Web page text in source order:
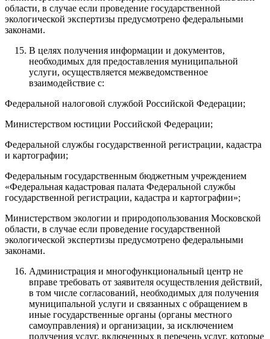
области, в случае если проведение государственной
экологической экспертизы предусмотрено федеральными
законами.
В целях получения информации и документов,
необходимых для предоставления муниципальной
услуги, осуществляется межведомственное
взаимодействие с:
Федеральной налоговой службой Российской Федерации;
Министерством юстиции Российской Федерации;
Федеральной службы государственной регистрации, кадастра
и картографии;
Федеральным государственным бюджетным учреждением
«Федеральная кадастровая палата Федеральной службы
государственной регистрации, кадастра и картографии»;
Министерством экологии и природопользования Московской
области, в случае если проведение государственной
экологической экспертизы предусмотрено федеральными
законами.
Администрация и многофункциональный центр не
вправе требовать от заявителя осуществления действий,
в том числе согласований, необходимых для получения
муниципальной услуги и связанных с обращением в
иные государственные органы (органы местного
самоуправления) и организации, за исключением
получения услуг, включенных в перечень услуг, которые